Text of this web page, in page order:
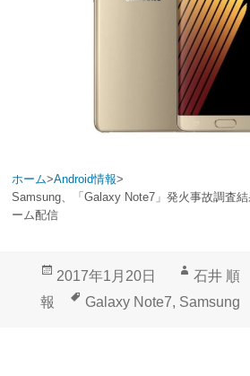
ホーム>Android情報>
Samsung、「Galaxy Note7」発火事故調査
ーム配信
投
2017年1月20日
作
成
石井 順
報
タ
Galaxy Note7, Samsung